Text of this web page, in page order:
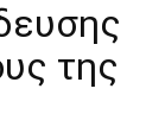
της